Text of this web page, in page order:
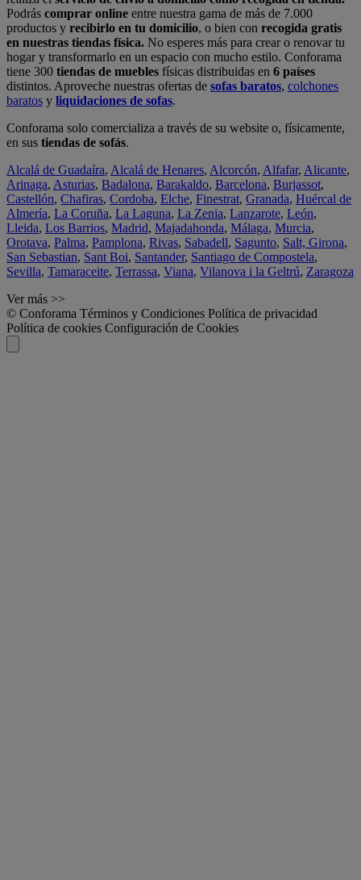
Podrás comprar online entre nuestra gama de más de 7.000
productos y recibirlo en tu domicilio, o bien con recogida gratis
en nuestras tiendas física. No esperes más para crear o renovar tu
hogar y transformarlo en un espacio con mucho estilo. Conforama
tiene 300 tiendas de muebles físicas distribuidas en 6 países
distintos. Aproveche nuestras ofertas de sofas baratos, colchones
baratos y liquidaciones de sofas.
Conforama solo comercializa a través de su website o, físicamente,
en sus tiendas de sofás.
Alcalá de Guadaíra, Alcalá de Henares, Alcorcón, Alfafar, Alicante,
Arinaga, Asturias, Badalona, Barakaldo, Barcelona, Burjassot,
Castellón, Chafiras, Cordoba, Elche, Finestrat, Granada, Huércal de
Almería, La Coruña, La Laguna, La Zenia, Lanzarote, León,
Lleida, Los Barrios, Madrid, Majadahonda, Málaga, Murcia,
Orotava, Palma, Pamplona, Rivas, Sabadell, Sagunto, Salt, Girona,
San Sebastian, Sant Boi, Santander, Santiago de Compostela,
Sevilla, Tamaraceite, Terrassa, Viana, Vilanova i la Geltrú, Zaragoza
Ver más >>
© Conforama Términos y Condiciones Política de privacidad
Política de cookies Configuración de Cookies